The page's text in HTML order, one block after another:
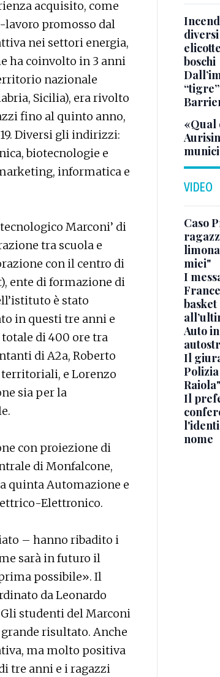
acquisito, come
lavoro promosso dal
nei settori energia,
ha coinvolto in 3 anni
nazionale
Sicilia), era rivolto
fino al quinto anno,
Diversi gli indirizzi:
biotecnologie e
informatica e
Marconi’ di
tra scuola e
con il centro di
ente di formazione di
è stato
in questi tre anni e
di 400 ore tra
di A2a, Roberto
e Lorenzo
sia per la
con proiezione di
di Monfalcone,
quinta Automazione e
Elettronico.
– hanno ribadito i
sarà in futuro il
possibile». Il
da Leonardo
studenti del Marconi
risultato. Anche
ma molto positiva
tre anni e i ragazzi
boschi
«Qual
VIDEO
Caso
miei"
I
Auto
Il
Il
nome